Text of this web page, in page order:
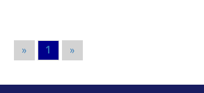
«
1
«